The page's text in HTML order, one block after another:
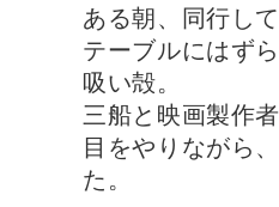
ある朝、同行し
テーブルにはず
吸い殻。
三船と映画製作
目をやりながら
た。